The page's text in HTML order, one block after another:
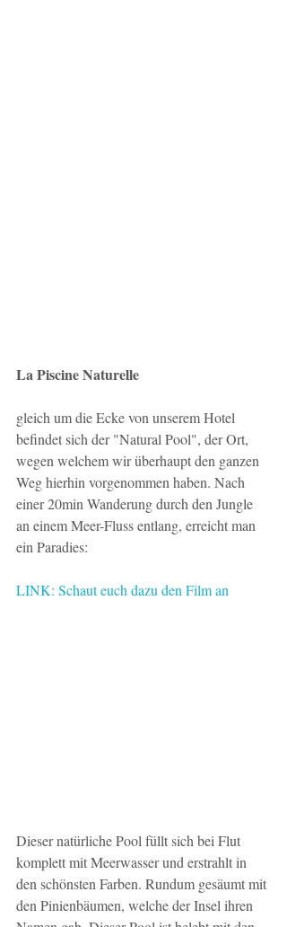
La Piscine Naturelle
gleich um die Ecke von unserem Hotel
befindet sich der "Natural Pool", der Ort,
wegen welchem wir überhaupt den ganzen
Weg hierhin vorgenommen haben. Nach
einer 20min Wanderung durch den Jungle
an einem Meer-Fluss entlang, erreicht man
ein Paradies:
LINK: Schaut euch dazu den Film an
Dieser natürliche Pool füllt sich bei Flut
komplett mit Meerwasser und erstrahlt in
den schönsten Farben. Rundum gesäumt mit
den Pinienbäumen, welche der Insel ihren